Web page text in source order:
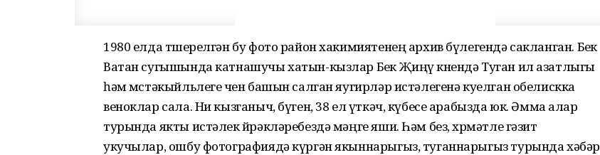
1980 елда төшерелгән бу фото район хакимиятенең архив бүлегендә сакланган. Бөек
Ватан сугышында катнашучы хатын-кызлар Бөек Җиңү көнендә Туган ил азатлыгы
һәм мөстәкыйльлеге өчен башын салган яугирләр истәлегенә куелган обелискка
веноклар сала. Ни кызганыч, бүген, 38 ел үткәч, күбесе арабызда юк. Әмма алар
турында якты истәлек йөрәкләребездә мәңге яши. Һәм без, хөрмәтле гәзит
укучылар, ошбу фотографиядә күргән якыннарыгыз, туганнарыгыз турында хәбәр